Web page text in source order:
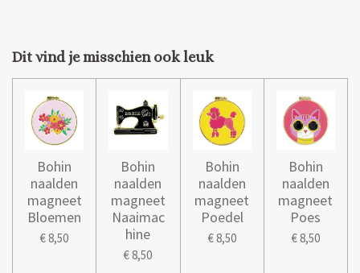
Dit vind je misschien ook leuk
Bohin
naalden
magneet
Bloemen
€ 8,50
Bohin
naalden
magneet
Naaimac
hine
€ 8,50
Bohin
naalden
magneet
Poedel
€ 8,50
Bohin
naalden
magneet
Poes
€ 8,50